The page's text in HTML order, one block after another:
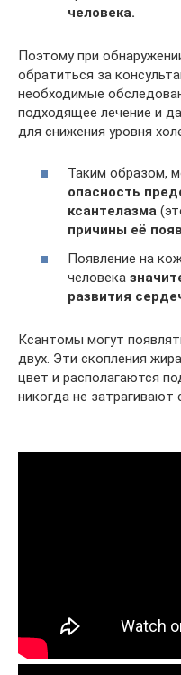
человека.
Поэтому при
обратиться за
необходимые
подходящее лечение и
для снижения уровня
Таким образом,
опасность
ксантелазма
причины её
Появление на
человека
развития
Ксантомы могут
двух. Эти скопления
цвет и располагаются
никогда не затрагивают